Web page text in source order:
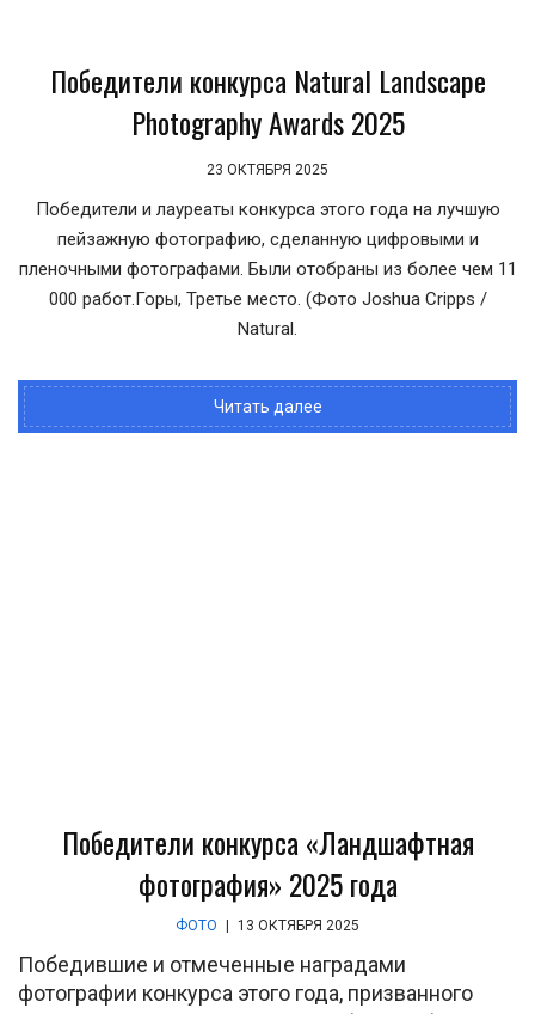
Победители конкурса Natural Landscape
Photography Awards 2025
23 ОКТЯБРЯ 2025
Победители и лауреаты конкурса этого года на лучшую
пейзажную фотографию, сделанную цифровыми и
пленочными фотографами. Были отобраны из более чем 11
000 работ.Горы, Третье место. (Фото Joshua Cripps /
Natural.
Читать далее
Победители конкурса «Ландшафтная
фотография» 2025 года
ФОТО | 13 ОКТЯБРЯ 2025
Победившие и отмеченные наградами
фотографии конкурса этого года, призванного